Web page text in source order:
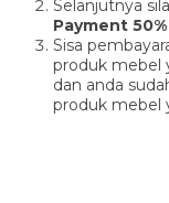
Selanjutnya
Payment 50%
Sisa
produk mebel
dan anda
produk mebel